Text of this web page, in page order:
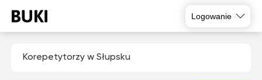
Logowanie
Korepetytorzy w Słupsku